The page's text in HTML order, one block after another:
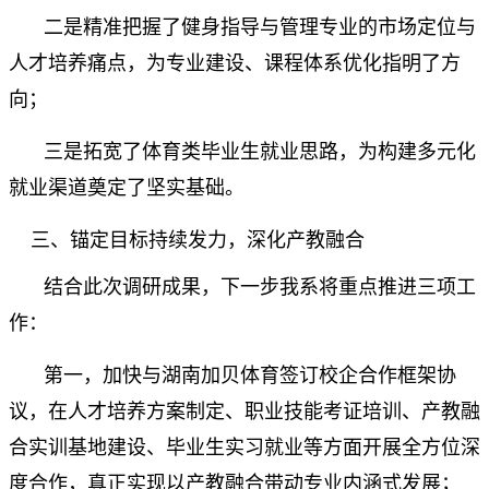
二是精准把握了健身指导与管理专业的市场定位与
人才培养痛点，为专业建设、课程体系优化指明了方
向；
三是拓宽了体育类毕业生就业思路，为构建多元化
就业渠道奠定了坚实基础。
三、锚定目标持续发力，深化产教融合
结合此次调研成果，下一步我系将重点推进三项工
作：
第一，加快与湖南加贝体育签订校企合作框架协
议，在人才培养方案制定、职业技能考证培训、产教融
合实训基地建设、毕业生实习就业等方面开展全方位深
度合作，真正实现以产教融合带动专业内涵式发展；